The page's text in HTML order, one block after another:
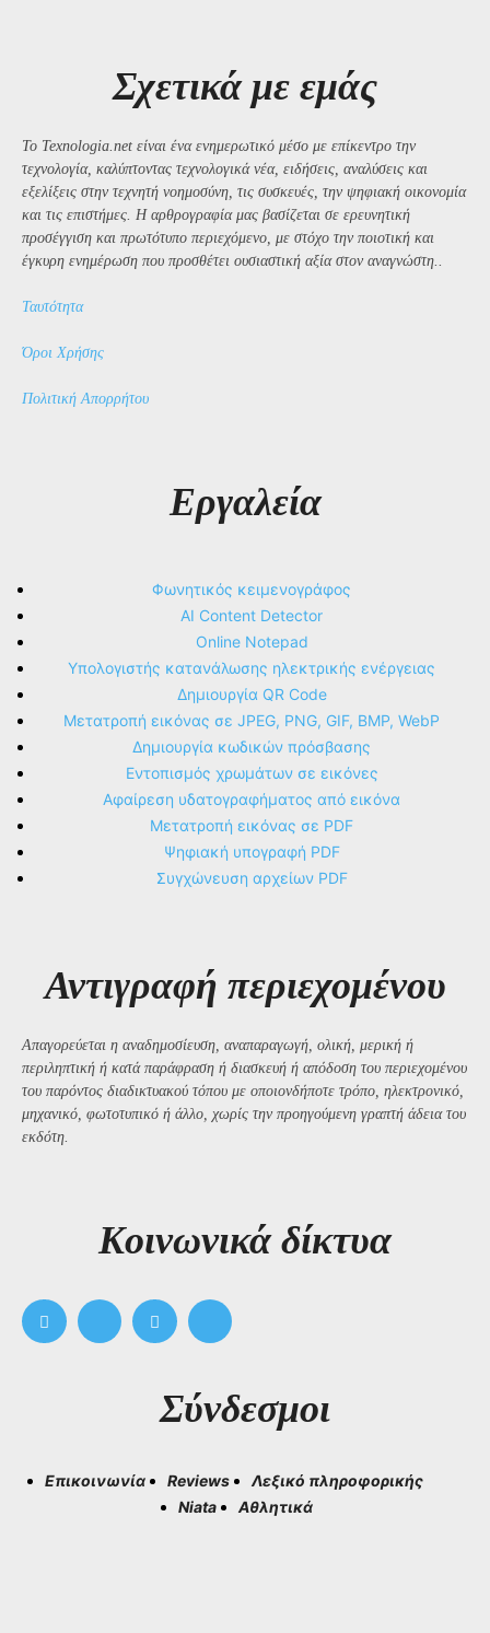
Σχετικά με εμάς
Το Texnologia.net είναι ένα ενημερωτικό μέσο με επίκεντρο την
τεχνολογία, καλύπτοντας τεχνολογικά νέα, ειδήσεις, αναλύσεις και
εξελίξεις στην τεχνητή νοημοσύνη, τις συσκευές, την ψηφιακή οικονομία
και τις επιστήμες. Η αρθρογραφία μας βασίζεται σε ερευνητική
προσέγγιση και πρωτότυπο περιεχόμενο, με στόχο την ποιοτική και
έγκυρη ενημέρωση που προσθέτει ουσιαστική αξία στον αναγνώστη..
Ταυτότητα
Όροι Χρήσης
Πολιτική Απορρήτου
Εργαλεία
Φωνητικός κειμενογράφος
AI Content Detector
Online Notepad
Υπολογιστής κατανάλωσης ηλεκτρικής ενέργειας
Δημιουργία QR Code
Μετατροπή εικόνας σε JPEG, PNG, GIF, BMP, WebP
Δημιουργία κωδικών πρόσβασης
Εντοπισμός χρωμάτων σε εικόνες
Αφαίρεση υδατογραφήματος από εικόνα
Μετατροπή εικόνας σε PDF
Ψηφιακή υπογραφή PDF
Συγχώνευση αρχείων PDF
Αντιγραφή περιεχομένου
Απαγορεύεται η αναδημοσίευση, αναπαραγωγή, ολική, μερική ή
περιληπτική ή κατά παράφραση ή διασκευή ή απόδοση του περιεχομένου
του παρόντος διαδικτυακού τόπου με οποιονδήποτε τρόπο, ηλεκτρονικό,
μηχανικό, φωτοτυπικό ή άλλο, χωρίς την προηγούμενη γραπτή άδεια του
εκδότη.
Kοινωνικά δίκτυα
Σύνδεσμοι
Επικοινωνία Reviews
Λεξικό πληροφορικής
Niata
Αθλητικά